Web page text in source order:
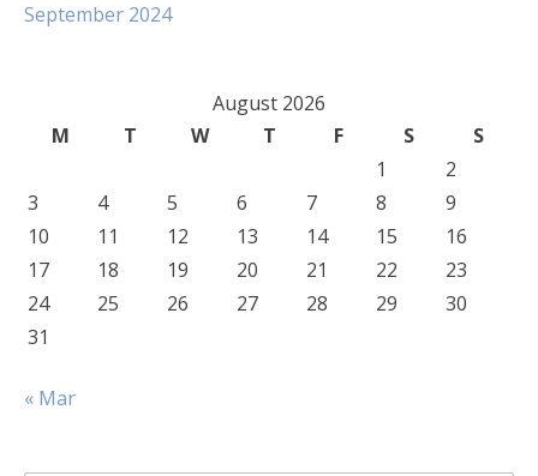
September 2024
August 2026
M
T W T F S
S
1
2
3
4 5 6 7 8
9
10
11 12 13 14 15
16
17
18 19 20 21 22
23
24
25 26 27 28 29
30
31
« Mar